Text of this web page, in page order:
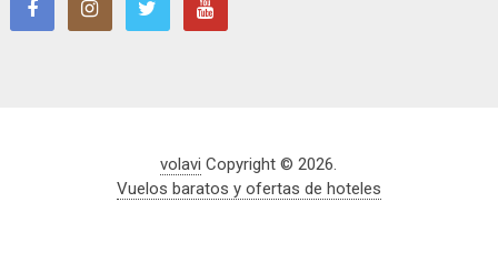
volavi Copyright © 2026.
Vuelos baratos y ofertas de hoteles